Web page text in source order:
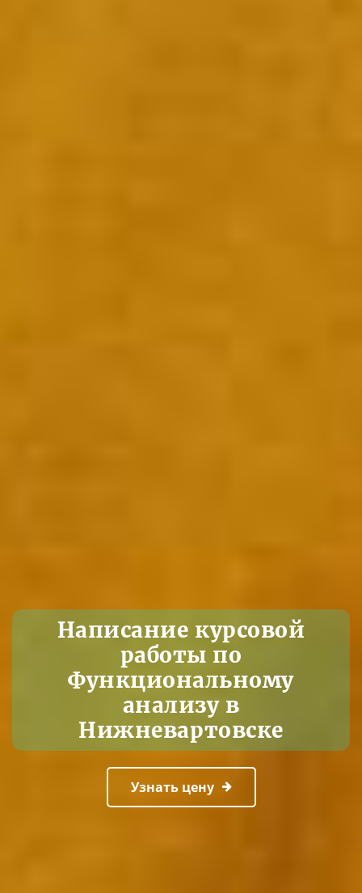
Написание курсовой
работы по
Функциональному
анализу в
Нижневартовске
Узнать цену